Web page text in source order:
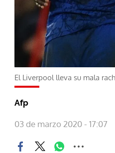
El Liverpool lleva su mala
Afp
03 de marzo 2020 - 17:07